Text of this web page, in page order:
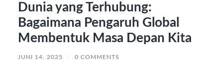
Dunia yang Terhubung:
Bagaimana Pengaruh Global
Membentuk Masa Depan Kita
JUNI 14, 2025 / 0 COMMENTS